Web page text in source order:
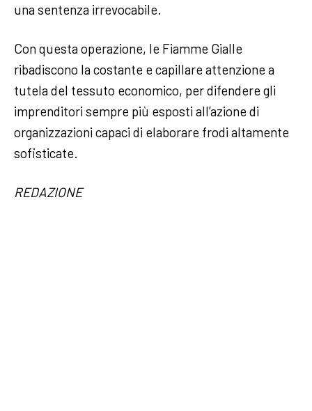
una sentenza irrevocabile.
Con questa operazione, le Fiamme Gialle
ribadiscono la costante e capillare attenzione a
tutela del tessuto economico, per difendere gli
imprenditori sempre più esposti all’azione di
organizzazioni capaci di elaborare frodi altamente
sofisticate.
REDAZIONE